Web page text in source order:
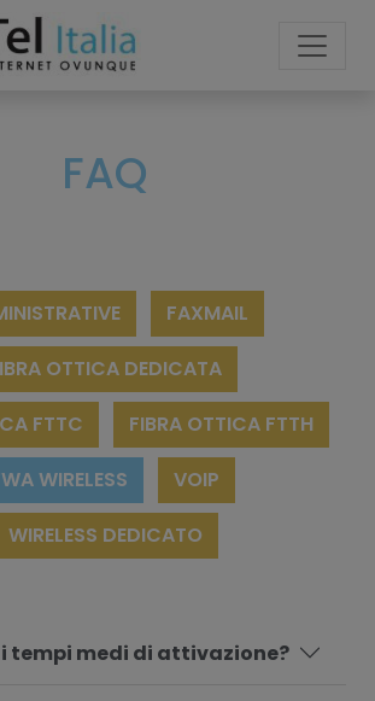
FAQ
FAXMAIL
OTTICA DEDICATA
FTTC
FIBRA OTTICA FTTH
WIRELESS
VOIP
WIRELESS DEDICATO
i tempi medi di attivazione?